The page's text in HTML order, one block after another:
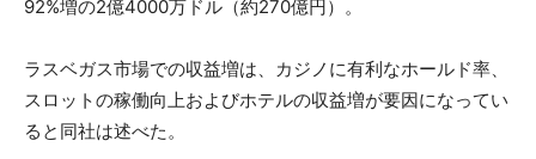
92%増の2億4000万ドル（約270億円）。
ラスベガス市場での収益増は、カジノに有利なホールド率、
スロットの稼働向上およびホテルの収益増が要因になってい
ると同社は述べた。